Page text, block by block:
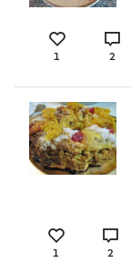
1 2
1 2